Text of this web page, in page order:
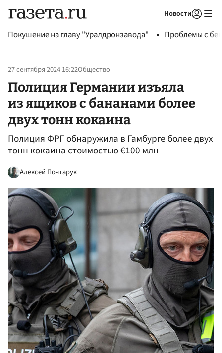
Новости
Покушение на главу "Уралдронзавода" Проблемы с
27 сентября 2024 16:22Общество
Полиция Германии изъяла
из ящиков с бананами более
двух тонн кокаина
Полиция ФРГ обнаружила в Гамбурге более двух
тонн кокаина стоимостью €100 млн
Алексей Почтарук